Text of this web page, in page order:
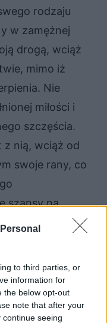
to third parties, or
information for
the below opt-out
note that after your
seeing
rodzaju
w zamężnej
drogą, wciąż
mimo iż
Nie
miłości i
szczęścia.
z nią, wciąż od
swoje rany, co
szansy na
w życiu, co
faktycznie
ludzkie